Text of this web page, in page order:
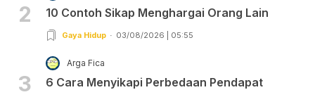
2 10 Contoh Sikap Menghargai Orang Lain
Gaya Hidup 03/08/2026 | 05:55
3
Arga Fica
6 Cara Menyikapi Perbedaan Pendapat